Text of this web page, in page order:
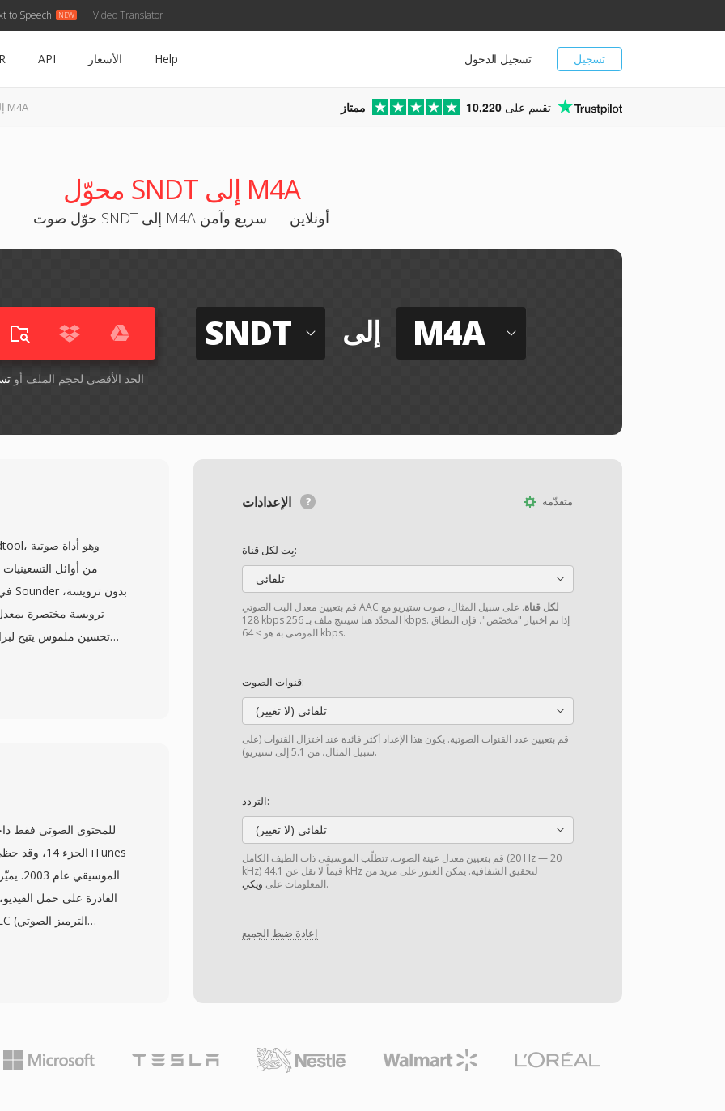
to Speech Video Translator
تسجيل تسجيل الدخول API الأسعار Help
SNDT إلى M4A ممتاز 10,220 تقييم على
محوّل SNDT إلى M4A
حوّل صوت SNDT إلى M4A أونلاين — سريع وآمن
أسقِط الملفات هنا. 1 GB الحد الأقصى لحجم الملف أو
SNDT إلى M4A
متقدّمة
بِت لكل قناة:
تلقائي
قم بتعيين معدل البت الصوتي AAC لكل قناة. على سبيل المثال، صوت ستيريو مع
128 kbps المحدّد هنا سينتج ملف بـ 256 kbps. إذا تم اختيار "مخصّص"، فإن النطاق
الموصى به هو ≥ 64 kbps.
قنوات الصوت:
تلقائي (لا تغيير)
قم بتعيين عدد القنوات الصوتية. يكون هذا الإعداد أكثر فائدة عند اختزال القنوات (على
سبيل المثال، من 5.1 إلى ستيريو).
التردد:
تلقائي (لا تغيير)
قم بتعيين معدل عينة الصوت. تتطلّب الموسيقى ذات الطيف الكامل (20 Hz — 20
kHz) قيماً لا تقل عن 44.1 kHz لتحقيق الشفافية. يمكن العثور على مزيد من
المعلومات على ويكي .
إعادة ضبط الجميع
تحسين ملموس يتيح
المبكرة وعروض الوسائط
أرشيفات البرمجيات القديمة ويدعمه SoX للتحويل إلى تنسيقات حديثة.